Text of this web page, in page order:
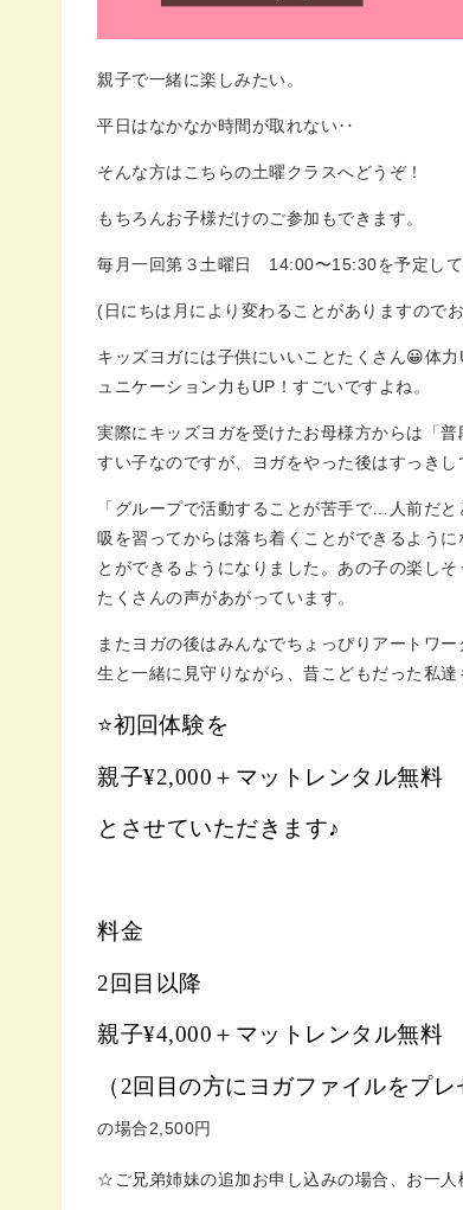
親子で一緒に楽しみたい。
平日はなかなか時間が取れない‥
そんな方はこちらの土曜クラスへどうぞ！
もちろんお子様だけのご参加もできます。
毎月一回第３土曜日 14:00〜15:30を予定して
(日にちは月により変わることがありますので
キッズヨガには子供にいいことたくさん😀体
ュニケーション力もUP！すごいですよね。
実際にキッズヨガを受けたお母様方からは「
すい子なのですが、ヨガをやった後はすっきし
「グループで活動することが苦手で…人前だ
吸を習ってからは落ち着くことができるよう
とができるようになりました。あの子の楽し
たくさんの声があがっています。
またヨガの後はみんなでちょっぴりアートワ
生と一緒に見守りながら、昔こどもだった私達
⭐️初回体験を
親子¥2,000＋マットレンタル無料
とさせていただきます♪
料金
2回目以降
親子¥4,000＋マットレンタル無料
（2回目の方にヨガファイルをプレ
の場合2,500円
☆ご兄弟姉妹の追加お申し込みの場合、お一人